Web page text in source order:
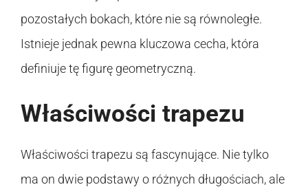
pozostałych bokach, które nie są równoległe.
Istnieje jednak pewna kluczowa cecha, która
definiuje tę figurę geometryczną.
Właściwości trapezu
Właściwości trapezu są fascynujące. Nie tylko
ma on dwie podstawy o różnych długościach, ale